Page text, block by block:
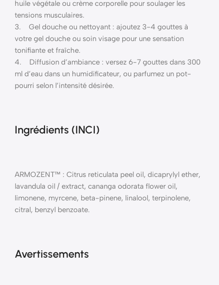
huile végétale ou crème corporelle pour soulager les
tensions musculaires.
3. Gel douche ou nettoyant : ajoutez 3-4 gouttes à
votre gel douche ou soin visage pour une sensation
tonifiante et fraîche.
4. Diffusion d’ambiance : versez 6-7 gouttes dans 300
ml d’eau dans un humidificateur, ou parfumez un pot-
pourri selon l’intensité désirée.
Ingrédients (INCI)
ARMOZENT™ : Citrus reticulata peel oil, dicaprylyl ether,
lavandula oil / extract, cananga odorata flower oil,
limonene, myrcene, beta-pinene, linalool, terpinolene,
citral, benzyl benzoate.
Avertissements